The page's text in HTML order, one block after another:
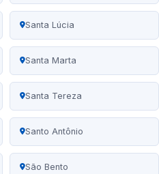
Santa Lúcia
Santa Marta
Santa Tereza
Santo Antônio
São Bento